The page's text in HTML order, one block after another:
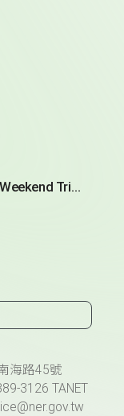
超級英語通-英檢篇 035 Weekend Trip- 週末旅遊
海路45號
3126 TANET